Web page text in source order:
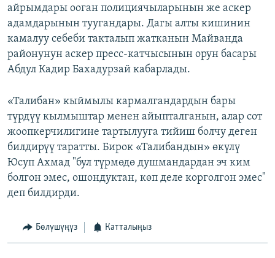
айрымдары ооган полициячыларынын же аскер
адамдарынын туугандары. Дагы алты кишинин
камалуу себеби такталып жатканын Майванда
районунун аскер пресс-катчысынын орун басары
Абдул Кадир Бахадурзай кабарлады.
«Талибан» кыймылы кармалгандардын бары
түрдүү кылмыштар менен айыпталганын, алар сот
жоопкерчилигине тартылууга тийиш болчу деген
билдирүү таратты. Бирок «Талибандын» өкүлү
Юсуп Ахмад "бул түрмөдө душмандардан эч ким
болгон эмес, ошондуктан, көп деле корголгон эмес"
деп билдирди.
Бөлүшүңүз Катталыңыз